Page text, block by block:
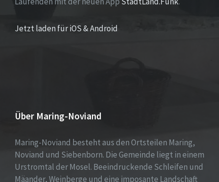
Jetzt laden für iOS & Android
Über Maring-Noviand
Maring-Noviand besteht aus den Ortsteilen Maring,
Noviand und Siebenborn. Die Gemeinde liegt in einem
Urstromtal der Mosel. Beeindruckende Schleifen und
Mäander, Weinberge und eine imposante Landschaft